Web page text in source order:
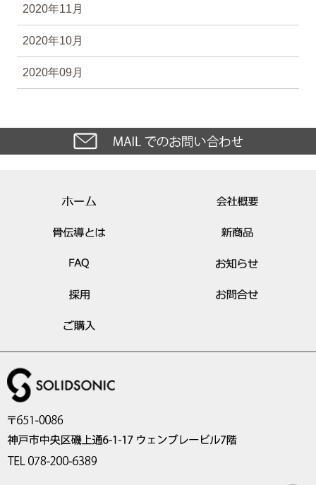
2020年11月
2020年10月
2020年09月